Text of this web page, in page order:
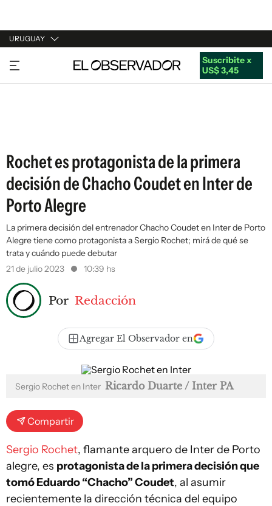
URUGUAY
URUGUAY
ARGENTINA
Suscribite x
US$ 3,45
Rochet es protagonista de la primera
decisión de Chacho Coudet en Inter de
Porto Alegre
La primera decisión del entrenador Chacho Coudet en Inter de Porto
Alegre tiene como protagonista a Sergio Rochet; mirá de qué se
trata y cuándo puede debutar
21 de julio 2023
10:39 hs
Por Redacción
Agregar El Observador en
Sergio Rochet en Inter Ricardo Duarte / Inter PA
Compartir
Sergio Rochet, flamante arquero de Inter de Porto
alegre, es protagonista de la primera decisión que
tomó Eduardo “Chacho” Coudet, al asumir
recientemente la dirección técnica del equipo